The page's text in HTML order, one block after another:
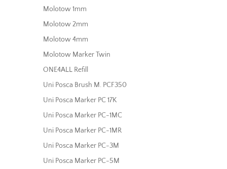
Molotow 1mm
Molotow 2mm
Molotow 4mm
Molotow Marker Twin
ONE4ALL Refill
Uni Posca Brush M. PCF350
Uni Posca Marker PC 17K
Uni Posca Marker PC-1MC
Uni Posca Marker PC-1MR
Uni Posca Marker PC-3M
Uni Posca Marker PC-5M